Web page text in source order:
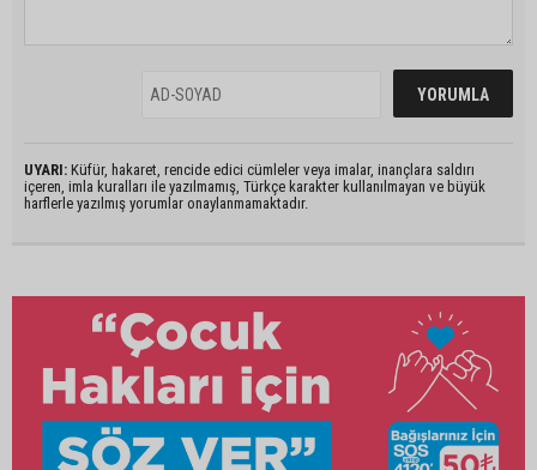
UYARI: Küfür, hakaret, rencide edici cümleler veya imalar, inançlara saldırı
içeren, imla kuralları ile yazılmamış, Türkçe karakter kullanılmayan ve büyük
harflerle yazılmış yorumlar onaylanmamaktadır.